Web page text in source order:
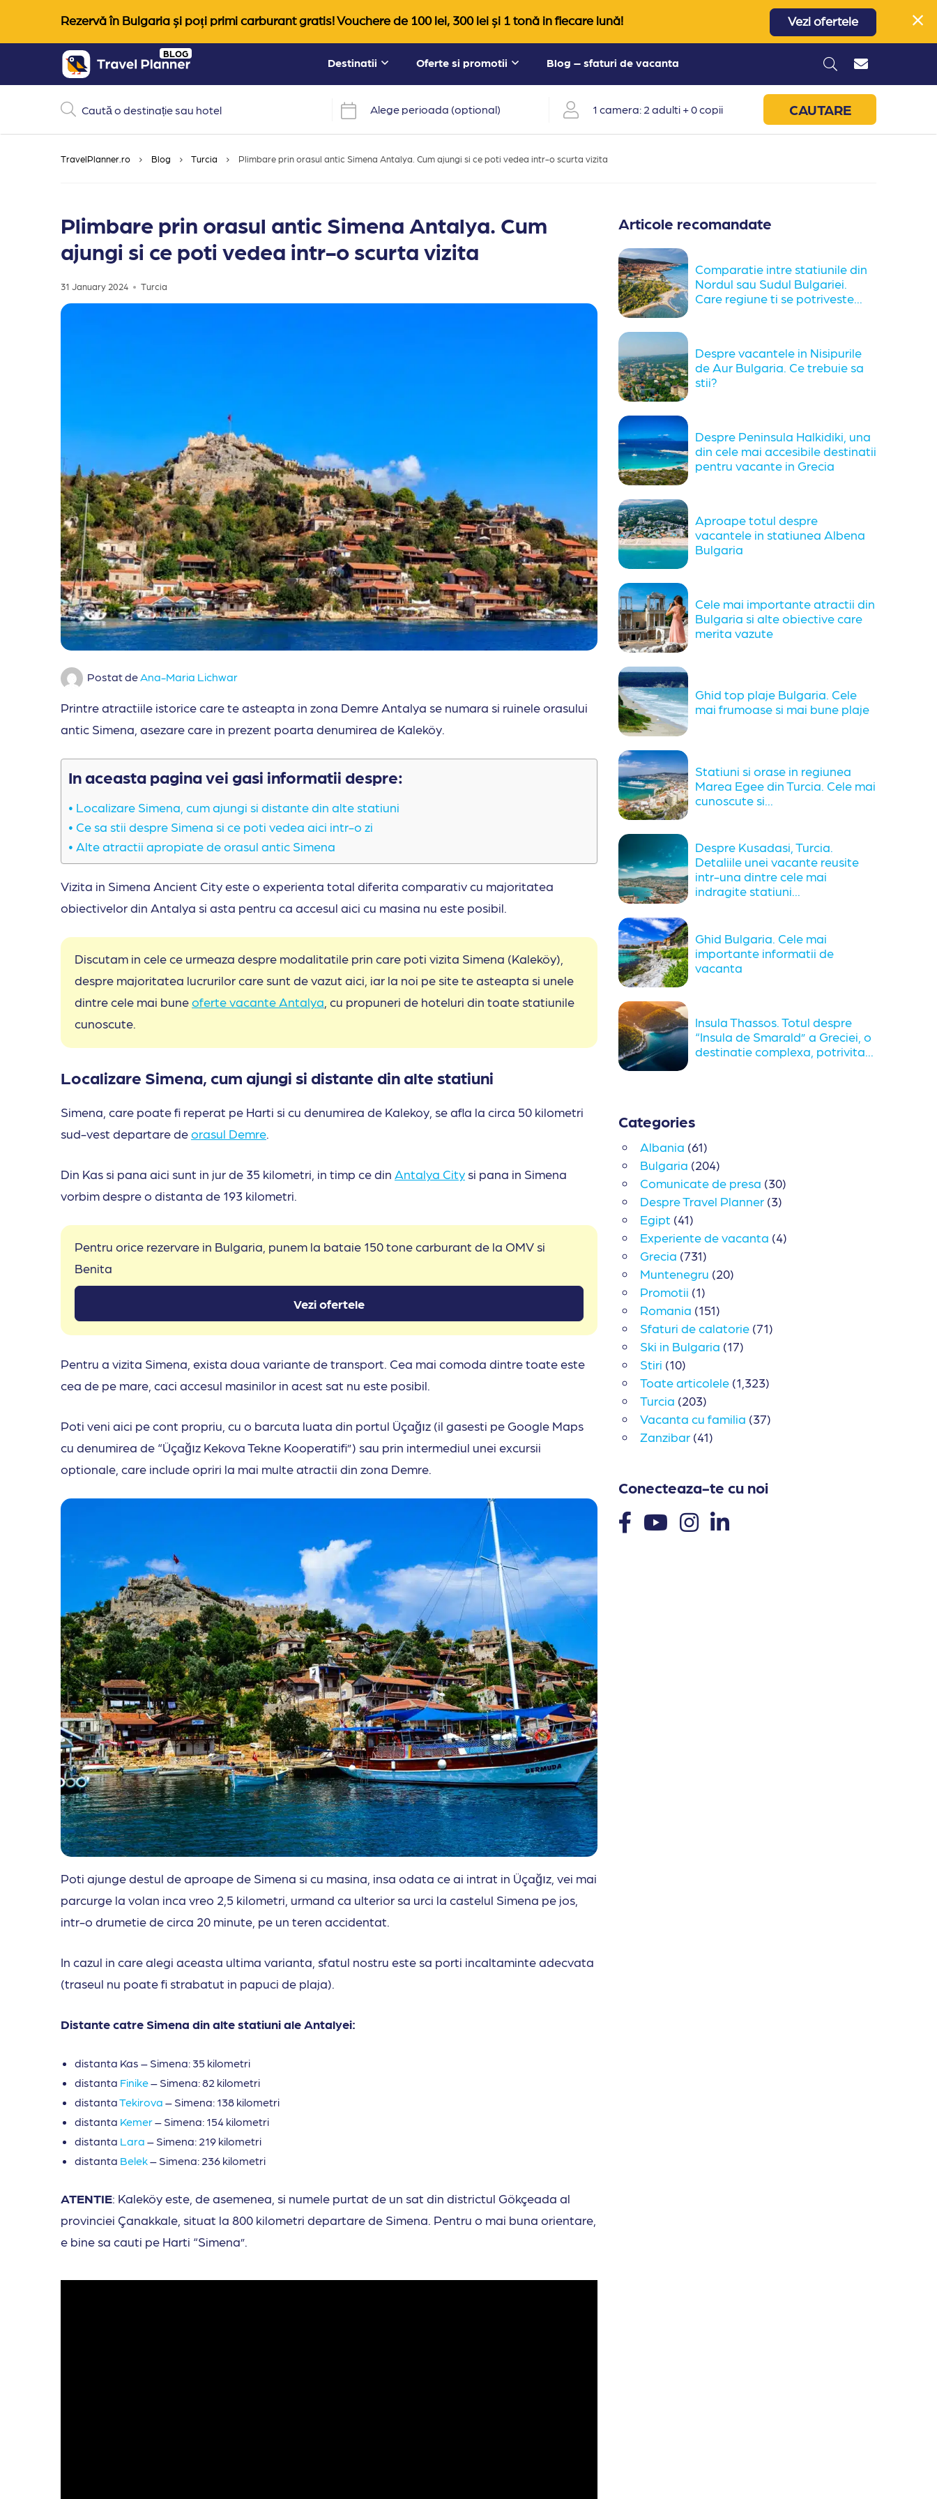
Rezervă în Bulgaria și poți primi carburant gratis! Vouchere de 100 lei, 300 lei și 1 tonă in fiecare lună! Vezi ofertele
content
BLOG
Destinatii Oferte si promotii Blog – sfaturi de vacanta
Alege perioada (optional) 1 camera: 2 adulti + 0 copii CAUTARE
TravelPlanner.ro Blog Turcia Plimbare prin orasul antic Simena Antalya. Cum ajungi si ce poti vedea intr-o scurta vizita
Plimbare prin orasul antic Simena Antalya. Cum
ajungi si ce poti vedea intr-o scurta vizita
31 January 2024 Turcia
Postat deAna-Maria Lichwar
Printre atractiile istorice care te asteapta in zona Demre Antalya se numara si ruinele orasului
antic Simena, asezare care in prezent poarta denumirea de Kaleköy.
In aceasta pagina vei gasi informatii despre:
Localizare Simena, cum ajungi si distante din alte statiuni
Ce sa stii despre Simena si ce poti vedea aici intr-o zi
Alte atractii apropiate de orasul antic Simena
Vizita in Simena Ancient City este o experienta total diferita comparativ cu majoritatea
obiectivelor din Antalya si asta pentru ca accesul aici cu masina nu este posibil.
Discutam in cele ce urmeaza despre modalitatile prin care poti vizita Simena (Kaleköy),
despre majoritatea lucrurilor care sunt de vazut aici, iar la noi pe site te asteapta si unele
dintre cele mai buneoferte vacante Antalya , cu propuneri de hoteluri din toate statiunile
cunoscute.
Localizare Simena, cum ajungi si distante din alte statiuni
Simena, care poate fi reperat pe Harti si cu denumirea de Kalekoy, se afla la circa 50 kilometri
sud-vest departare deorasul Demre.
Din Kas si pana aici sunt in jur de 35 kilometri, in timp ce din Antalya Citysi pana in Simena
vorbim despre o distanta de 193 kilometri.
Pentru orice rezervare in Bulgaria, punem la bataie 150 tone carburant de la OMV si
Benita
Vezi ofertele
Pentru a vizita Simena, exista doua variante de transport. Cea mai comoda dintre toate este
cea de pe mare, caci accesul masinilor in acest sat nu este posibil.
Poti veni aici pe cont propriu, cu o barcuta luata din portul Üçağız (il gasesti pe Google Maps
cu denumirea de “Üçağız Kekova Tekne Kooperatifi”) sau prin intermediul unei excursii
optionale, care include opriri la mai multe atractii din zona Demre.
Poti ajunge destul de aproape de Simena si cu masina, insa odata ce ai intrat in Üçağız, vei mai
parcurge la volan inca vreo 2,5 kilometri, urmand ca ulterior sa urci la castelul Simena pe jos,
intr-o drumetie de circa 20 minute, pe un teren accidentat.
In cazul in care alegi aceasta ultima varianta, sfatul nostru este sa porti incaltaminte adecvata
(traseul nu poate fi strabatut in papuci de plaja).
Distante catre Simena din alte statiuni ale Antalyei:
distanta Kas – Simena: 35 kilometri
distanta Finike– Simena: 82 kilometri
distantaTekirova – Simena: 138 kilometri
distanta Kemer– Simena: 154 kilometri
distanta Lara – Simena: 219 kilometri
distanta Belek– Simena: 236 kilometri
ATENTIE: Kaleköy este, de asemenea, si numele purtat de un sat din districtul Gökçeada al
provinciei Çanakkale, situat la 800 kilometri departare de Simena. Pentru o mai buna orientare,
e bine sa cauti pe Harti “Simena”.
Articole recomandate
Comparatie intre statiunile din
Nordul sau Sudul Bulgariei.
Care regiune ti se potriveste...
Despre vacantele in Nisipurile
de Aur Bulgaria. Ce trebuie sa
stii?
Despre Peninsula Halkidiki, una
din cele mai accesibile destinatii
pentru vacante in Grecia
Aproape totul despre
vacantele in statiunea Albena
Bulgaria
Cele mai importante atractii din
Bulgaria si alte obiective care
merita vazute
Ghid top plaje Bulgaria. Cele
mai frumoase si mai bune plaje
Statiuni si orase in regiunea
Marea Egee din Turcia. Cele mai
cunoscute si...
Despre Kusadasi, Turcia.
Detaliile unei vacante reusite
intr-una dintre cele mai
indragite statiuni...
Ghid Bulgaria. Cele mai
importante informatii de
vacanta
Insula Thassos. Totul despre
“Insula de Smarald” a Greciei, o
destinatie complexa, potrivita...
Categories
Albania (61)
Bulgaria (204)
Comunicate de presa (30)
Despre Travel Planner (3)
Egipt (41)
Experiente de vacanta (4)
Grecia (731)
Muntenegru (20)
Promotii (1)
Romania (151)
Sfaturi de calatorie (71)
Ski in Bulgaria (17)
Stiri (10)
Toate articolele (1,323)
Turcia (203)
Vacanta cu familia (37)
Zanzibar (41)
Conecteaza-te cu noi